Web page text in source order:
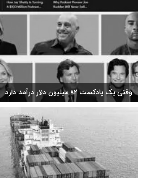
وقتی یک پادکست ۸۲ میلیون دلار درآمد دارد